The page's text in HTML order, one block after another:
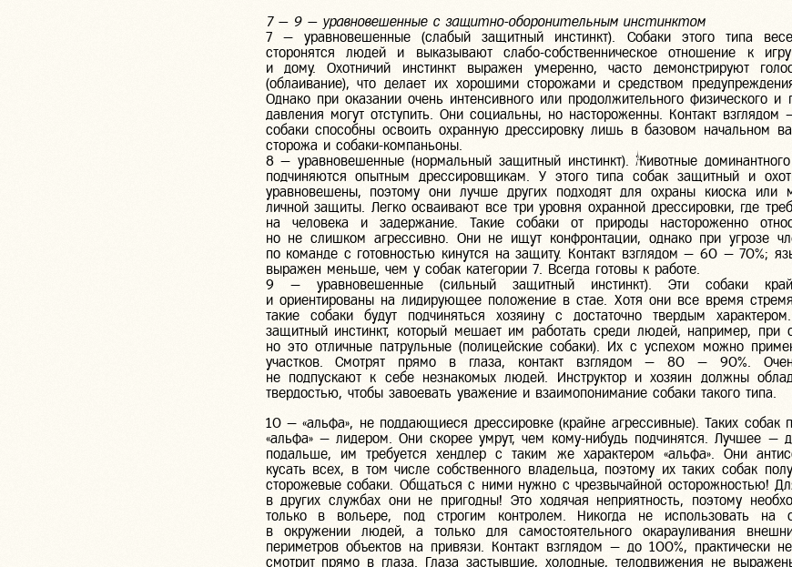
7 — 9 — уравновешенные с защитно-оборонительным инстинктом
7 — уравновешенные (слабый защитный инстинкт). Собаки этого типа
сторонятся людей и выказывают слабо-собственническое отношение к
и дому. Охотничий инстинкт выражен умеренно, часто демонстрируют
(облаивание), что делает их хорошими сторожами и средством
Однако при оказании очень интенсивного или продолжительного физического и
давления могут отступить. Они социальны, но настороженны. Контакт
собаки способны освоить охранную дрессировку лишь в базовом начальном
сторожа и собаки-компаньоны.
8 — уравновешенные (нормальный защитный инстинкт). Животные
подчиняются опытным дрессировщикам. У этого типа собак защитный и
уравновешены, поэтому они лучше других подходят для охраны киоска или
личной защиты. Легко осваивают все три уровня охранной дрессировки, где
на человека и задержание. Такие собаки от природы настороженно
но не слишком агрессивно. Они не ищут конфронтации, однако при угрозе
по команде с готовностью кинутся на защиту. Контакт взглядом — 60 — 70%;
выражен меньше, чем у собак категории 7. Всегда готовы к работе.
9 — уравновешенные (сильный защитный инстинкт). Эти собаки
и ориентированы на лидирующее положение в стае. Хотя они все время
такие собаки будут подчиняться хозяину с достаточно твердым
защитный инстинкт, который мешает им работать среди людей, например, при
но это отличные патрульные (полицейские собаки). Их с успехом можно
участков. Смотрят прямо в глаза, контакт взглядом — 80 — 90%.
не подпускают к себе незнакомых людей. Инструктор и хозяин должны
твердостью, чтобы завоевать уважение и взаимопонимание собаки такого типа.
10 — «альфа», не поддающиеся дрессировке (крайне агрессивные). Таких собак
«альфа» — лидером. Они скорее умрут, чем кому-нибудь подчинятся. Лучшее —
подальше, им требуется хендлер с таким же характером «альфа». Они
кусать всех, в том числе собственного владельца, поэтому их таких собак
сторожевые собаки. Общаться с ними нужно с чрезвычайной осторожностью!
в других службах они не пригодны! Это ходячая неприятность, поэтому
только в вольере, под строгим контролем. Никогда не использовать на
в окружении людей, а только для самостоятельного окарауливания
периметров объектов на привязи. Контакт взглядом — до 100%, практически не
смотрит прямо в глаза. Глаза застывшие, холодные, телодвижения не